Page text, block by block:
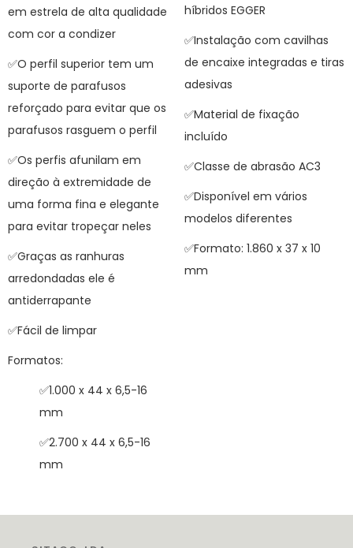
em estrela de alta qualidade
com cor a condizer
✅O perfil superior tem um
suporte de parafusos
reforçado para evitar que os
parafusos rasguem o perfil
✅Os perfis afunilam em
direção à extremidade de
uma forma fina e elegante
para evitar tropeçar neles
✅Graças as ranhuras
arredondadas ele é
antiderrapante
✅Fácil de limpar
Formatos:
✅1.000 x 44 x 6,5-16
mm
✅2.700 x 44 x 6,5-16
mm
híbridos EGGER
✅Instalação com cavilhas
de encaixe integradas e tiras
adesivas
✅Material de fixação
incluído
✅Classe de abrasão AC3
✅Disponível em vários
modelos diferentes
✅Formato: 1.860 x 37 x 10
mm